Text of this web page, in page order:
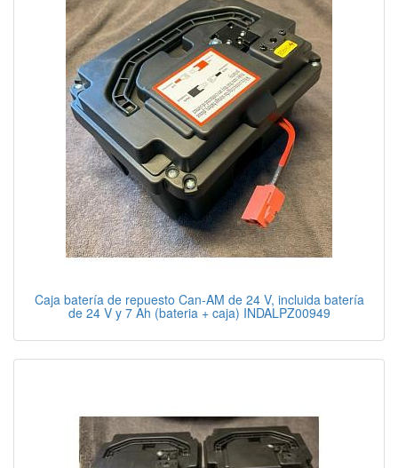
Caja batería de repuesto Can-AM de 24 V, incluida batería
de 24 V y 7 Ah (bateria + caja) INDALPZ00949